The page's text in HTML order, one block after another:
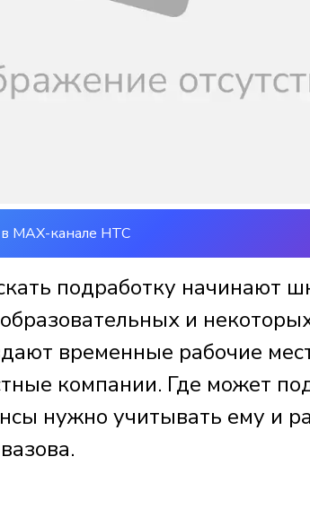
MAX-канале НТС
подработку начинают
и
временные рабочие
компании. Где может
нужно учитывать ему и